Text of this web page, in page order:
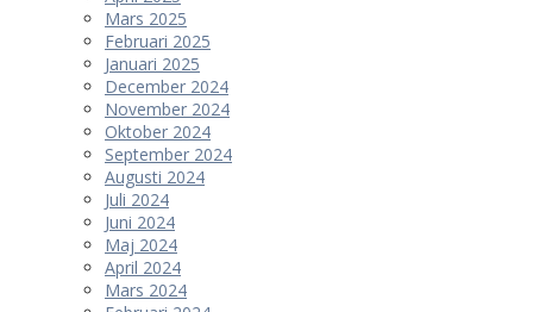
Mars 2025
Februari 2025
Januari 2025
December 2024
November 2024
Oktober 2024
September 2024
Augusti 2024
Juli 2024
Juni 2024
Maj 2024
April 2024
Mars 2024